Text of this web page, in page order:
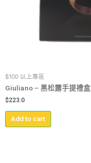
$100 以上專區
Giuliano – 黑松露手提禮盒
$223.0
Add to cart